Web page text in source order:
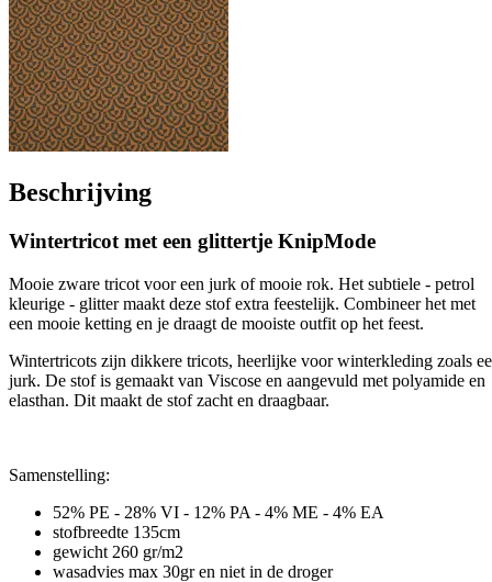
Beschrijving
Wintertricot met een glittertje KnipMode
Mooie zware tricot voor een jurk of mooie rok. Het subtiele - petrol
kleurige - glitter maakt deze stof extra feestelijk. Combineer het met
een mooie ketting en je draagt de mooiste outfit op het feest.
Wintertricots zijn dikkere tricots, heerlijke voor winterkleding zoals
jurk. De stof is gemaakt van Viscose en aangevuld met polyamide en
elasthan. Dit maakt de stof zacht en draagbaar.
Samenstelling:
52% PE - 28% VI - 12% PA - 4% ME - 4% EA
stofbreedte 135cm
gewicht 260 gr/m2
wasadvies max 30gr en niet in de droger